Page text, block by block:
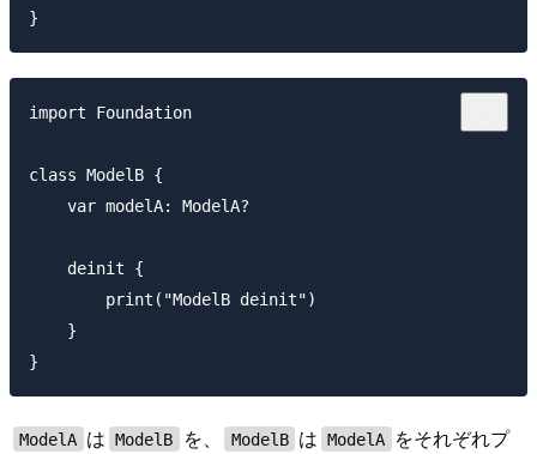
import Foundation
class ModelB {
    var modelA: ModelA?
    deinit {
        print("ModelB deinit")
    }
ModelA は ModelB を、 ModelB は ModelA
をそれぞれプ